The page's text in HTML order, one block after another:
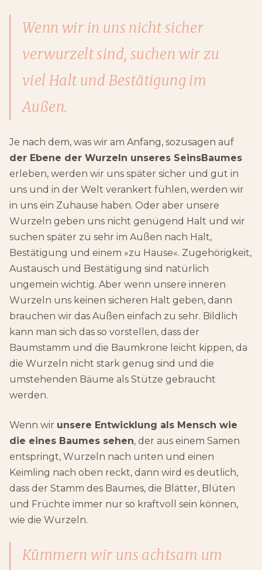
Wenn wir in uns nicht sicher
verwurzelt sind, suchen wir zu
viel Halt und Bestätigung im
Außen.
Je nach dem, was wir am Anfang, sozusagen auf
der Ebene der Wurzeln unseres SeinsBaumes
erleben, werden wir uns später sicher und gut in
uns und in der Welt verankert fühlen, werden wir
in uns ein Zuhause haben. Oder aber unsere
Wurzeln geben uns nicht genügend Halt und wir
suchen später zu sehr im Außen nach Halt,
Bestätigung und einem »zu Hause«. Zugehörigkeit,
Austausch und Bestätigung sind natürlich
ungemein wichtig. Aber wenn unsere inneren
Wurzeln uns keinen sicheren Halt geben, dann
brauchen wir das Außen einfach zu sehr. Bildlich
kann man sich das so vorstellen, dass der
Baumstamm und die Baumkrone leicht kippen, da
die Wurzeln nicht stark genug sind und die
umstehenden Bäume als Stütze gebraucht
werden.
Wenn wir unsere Entwicklung als Mensch wie
die eines Baumes sehen, der aus einem Samen
entspringt, Wurzeln nach unten und einen
Keimling nach oben reckt, dann wird es deutlich,
dass der Stamm des Baumes, die Blätter, Blüten
und Früchte immer nur so kraftvoll sein können,
wie die Wurzeln.
Kümmern wir uns achtsam um